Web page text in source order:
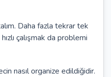
Daha fazla tekrar tek
çalışmak da problemi
nasıl organize edildiğidir.